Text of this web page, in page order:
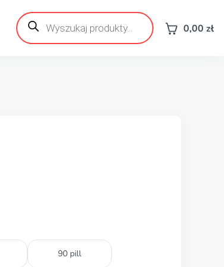
Wyszukiwarka
produktów 0,00 zł
90 pill